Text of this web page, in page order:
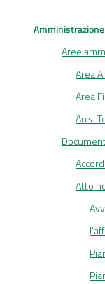
Amministrazione
Aree
Area
Area
Area
Atto